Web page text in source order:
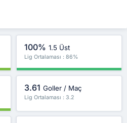
100% 1.5 Üst
Lig Ortalaması : 86%
3.61 Goller / Maç
Lig Ortalaması : 3.2